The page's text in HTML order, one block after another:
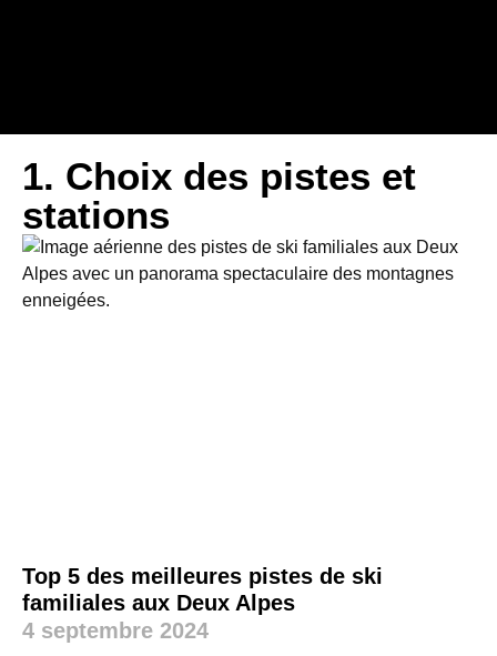
1. Choix des pistes et
stations
Top 5 des meilleures pistes de ski
familiales aux Deux Alpes
4 septembre 2024